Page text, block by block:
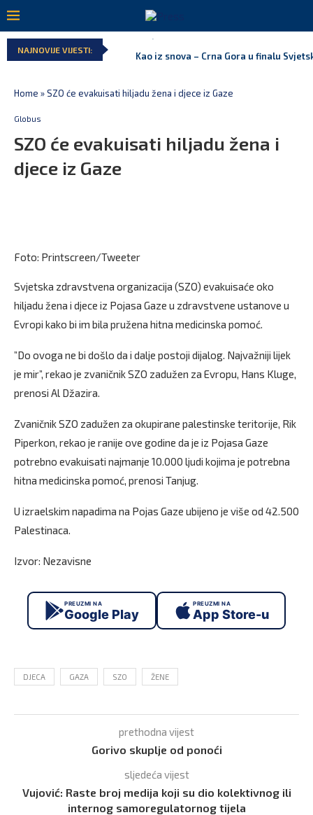
NAJNOVIJE VIJESTI:
Home »SZO će evakuisati hiljadu žena i djece iz Gaze
Globus
SZO će evakuisati hiljadu žena i
djece iz Gaze
Foto: Printscreen/Tweeter
Svjetska zdravstvena organizacija (SZO) evakuisaće oko
hiljadu žena i djece iz Pojasa Gaze u zdravstvene ustanove u
Evropi kako bi im bila pružena hitna medicinska pomoć.
”Do ovoga ne bi došlo da i dalje postoji dijalog. Najvažniji lijek
je mir”, rekao je zvaničnik SZO zadužen za Evropu, Hans Kluge,
prenosi Al Džazira.
Zvaničnik SZO zadužen za okupirane palestinske teritorije, Rik
Piperkon, rekao je ranije ove godine da je iz Pojasa Gaze
potrebno evakuisati najmanje 10.000 ljudi kojima je potrebna
hitna medicinska pomoć, prenosi Tanjug.
U izraelskim napadima na Pojas Gaze ubijeno je više od 42.500
Palestinaca.
Izvor: Nezavisne
PREUZMI NA
Google Play
PREUZMI NA
App Store-u
DJECA GAZA SZO ŽENE
prethodna vijest
Gorivo skuplje od ponoći
sljedeća vijest
Vujović: Raste broj medija koji su dio kolektivnog ili
internog samoregulatornog tijela